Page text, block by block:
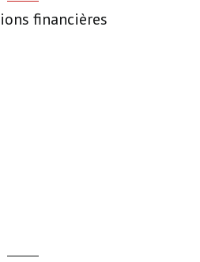
financières